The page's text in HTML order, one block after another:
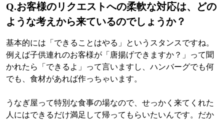
Q.お客様のリクエストへの柔軟な対応は、どの
ような考えから来ているのでしょうか？
基本的には「できることはやる」というスタンスですね。
例えば子供連れのお客様が「唐揚げできますか？」って聞
かれたら「できるよ」って言いますし、ハンバーグでも何
でも、食材があれば作っちゃいます。
うなぎ屋って特別な食事の場なので、せっかく来てくれた
人にはできるだけ満足して帰ってもらいたいんです。だか